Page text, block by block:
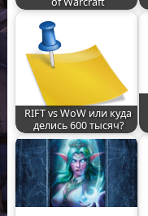
RIFT vs WoW или куда
делись 600 тысяч?